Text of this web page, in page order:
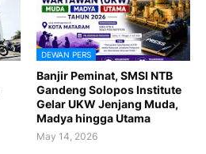
DEWAN PERS
Banjir Peminat, SMSI NTB
Gandeng Solopos Institute
Gelar UKW Jenjang Muda,
Madya hingga Utama
May 14, 2026